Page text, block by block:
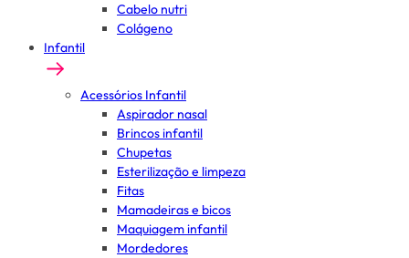
Cabelo nutri
Colágeno
Infantil
Acessórios Infantil
Aspirador nasal
Brincos infantil
Chupetas
Esterilização e limpeza
Fitas
Mamadeiras e bicos
Maquiagem infantil
Mordedores